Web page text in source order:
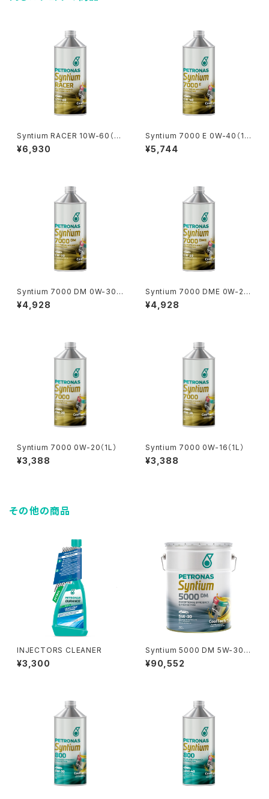
Syntium RACER 10W-60（1
L）
¥6,930
Syntium 7000 E 0W-40（1
L）
¥5,744
Syntium 7000 DM 0W-30
（1L）
¥4,928
Syntium 7000 DME 0W-20
（1L）
¥4,928
Syntium 7000 0W-20（1L）
¥3,388
Syntium 7000 0W-16（1L）
¥3,388
その他の商品
INJECTORS CLEANER
¥3,300
Syntium 5000 DM 5W-30
（20L）
¥90,552